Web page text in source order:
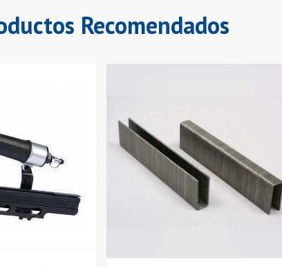
Recomendados